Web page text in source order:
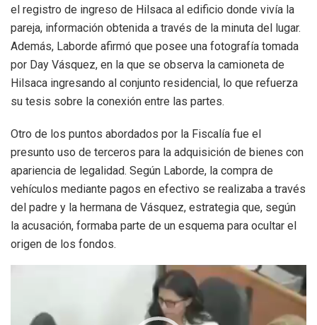
el registro de ingreso de Hilsaca al edificio donde vivía la
pareja, información obtenida a través de la minuta del lugar.
Además, Laborde afirmó que posee una fotografía tomada
por Day Vásquez, en la que se observa la camioneta de
Hilsaca ingresando al conjunto residencial, lo que refuerza
su tesis sobre la conexión entre las partes.
Otro de los puntos abordados por la Fiscalía fue el
presunto uso de terceros para la adquisición de bienes con
apariencia de legalidad. Según Laborde, la compra de
vehículos mediante pagos en efectivo se realizaba a través
del padre y la hermana de Vásquez, estrategia que, según
la acusación, formaba parte de un esquema para ocultar el
origen de los fondos.
vídeo